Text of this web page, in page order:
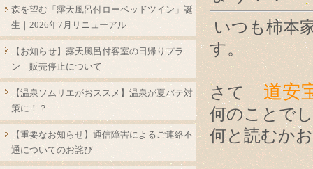
いつも柿本
す。
さて「道安
何のことで
何と読むか
森を望む「露天風呂付ローベッドツイン」誕
生｜2026年7月リニューアル
【お知らせ】露天風呂付客室の日帰りプラ
ン 販売停止について
【温泉ソムリエがおススメ】温泉が夏バテ対
策に！？
【重要なお知らせ】通信障害によるご連絡不
通についてのお詫び